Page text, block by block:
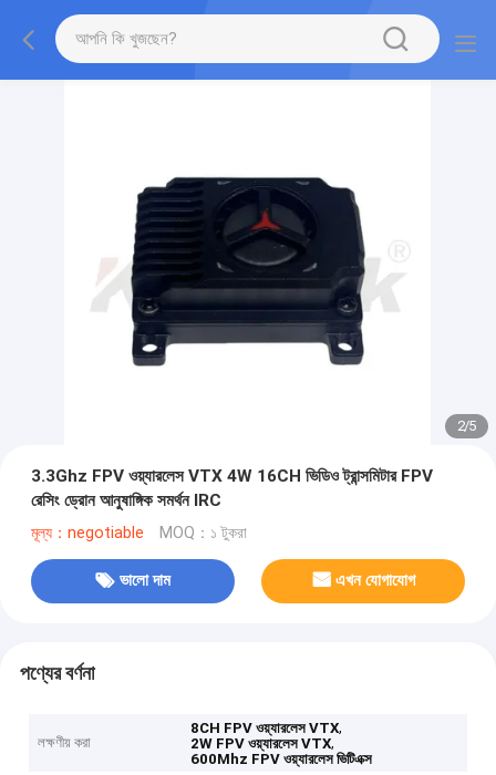
2/5
3.3Ghz FPV ওয়্যারলেস VTX 4W 16CH ভিডিও ট্রান্সমিটার FPV
রেসিং ড্রোন আনুষাঙ্গিক সমর্থন IRC
মূল্য：negotiable MOQ：১ টুকরা
ভালো দাম এখন যোগাযোগ
পণ্যের বর্ণনা
লক্ষণীয় করা
8CH FPV ওয়্যারলেস VTX,
2W FPV ওয়্যারলেস VTX,
600Mhz FPV ওয়্যারলেস ভিটিএক্স